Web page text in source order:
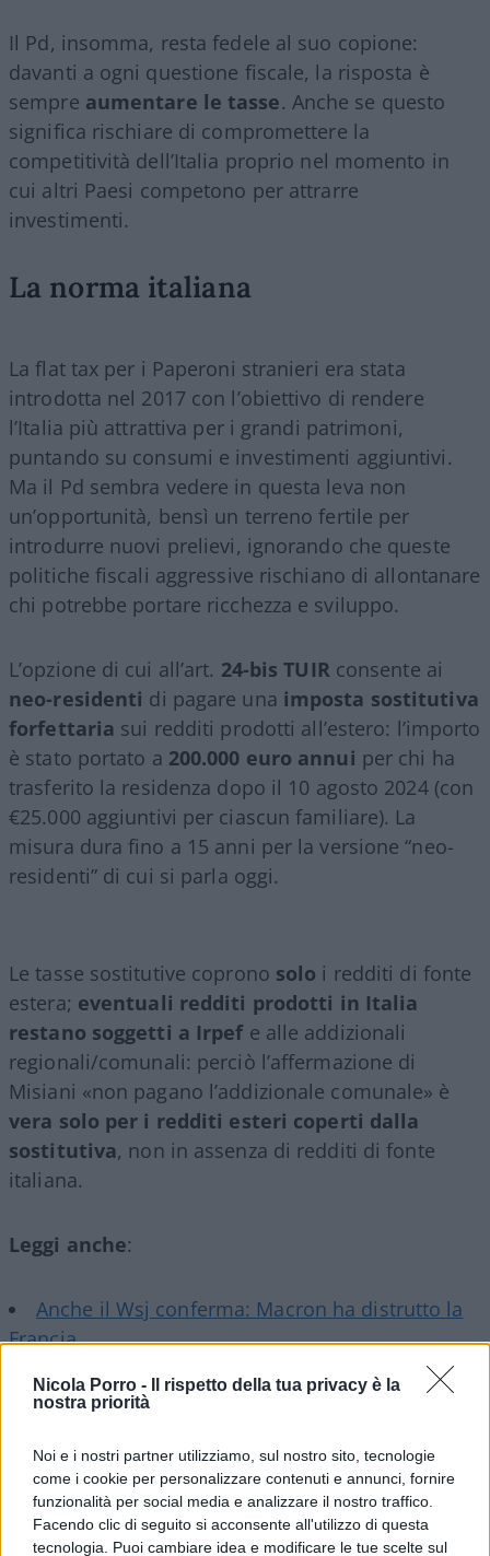
Nicola Porro -
Il rispetto della tua privacy è la
nostra priorità
Noi e i nostri partner utilizziamo, sul nostro sito, tecnologie
come i cookie per personalizzare contenuti e annunci, fornire
funzionalità per social media e analizzare il nostro traffico.
Facendo clic di seguito si acconsente all'utilizzo di questa
tecnologia. Puoi cambiare idea e modificare le tue scelte sul
Il Pd, insomma, resta fedele al suo copione:
davanti a ogni questione fiscale, la risposta è
sempre aumentare le tasse. Anche se questo
significa rischiare di compromettere la
competitività dell’Italia proprio nel momento in
cui altri Paesi competono per attrarre
investimenti.
La norma italiana
La flat tax per i Paperoni stranieri era stata
introdotta nel 2017 con l’obiettivo di rendere
l’Italia più attrattiva per i grandi patrimoni,
puntando su consumi e investimenti aggiuntivi.
Ma il Pd sembra vedere in questa leva non
un’opportunità, bensì un terreno fertile per
introdurre nuovi prelievi, ignorando che queste
politiche fiscali aggressive rischiano di allontanare
chi potrebbe portare ricchezza e sviluppo.
L’opzione di cui all’art. 24-bis TUIR consente ai
neo-residenti di pagare una imposta sostitutiva
forfettaria sui redditi prodotti all’estero: l’importo
è stato portato a 200.000 euro annui per chi ha
trasferito la residenza dopo il 10 agosto 2024 (con
€25.000 aggiuntivi per ciascun familiare). La
misura dura fino a 15 anni per la versione “neo-
residenti” di cui si parla oggi.
Le tasse sostitutive coprono solo i redditi di fonte
estera; eventuali redditi prodotti in Italia
restano soggetti a Irpefe alle addizionali
regionali/comunali: perciò l’affermazione di
Misiani «non pagano l’addizionale comunale» è
vera solo per i redditi esteri coperti dalla
sostitutiva, non in assenza di redditi di fonte
italiana.
Leggi anche:
Anche il Wsj conferma: Macron ha distrutto la
Francia
Dumping fiscale? Magari! Tra Italia e Francia
una gara tra inferni fiscali
Le cifre